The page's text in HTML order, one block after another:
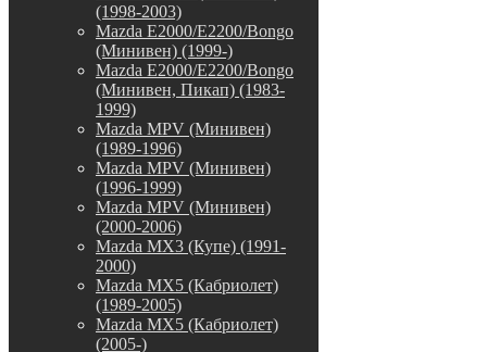
(1998-2003)
Mazda E2000/E2200/Bongo
(Минивен) (1999-)
Mazda E2000/E2200/Bongo
(Минивен, Пикап) (1983-
1999)
Mazda MPV (Минивен)
(1989-1996)
Mazda MPV (Минивен)
(1996-1999)
Mazda MPV (Минивен)
(2000-2006)
Mazda MX3 (Купе) (1991-
2000)
Mazda MX5 (Кабриолет)
(1989-2005)
Mazda MX5 (Кабриолет)
(2005-)